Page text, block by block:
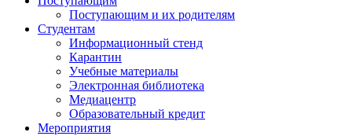
Поступающим и их родителям
Студентам
Информационный стенд
Карантин
Учебные материалы
Электронная библиотека
Медиацентр
Образовательный кредит
Мероприятия